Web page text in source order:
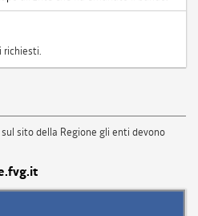
richiesti.
sito della Regione gli enti devono